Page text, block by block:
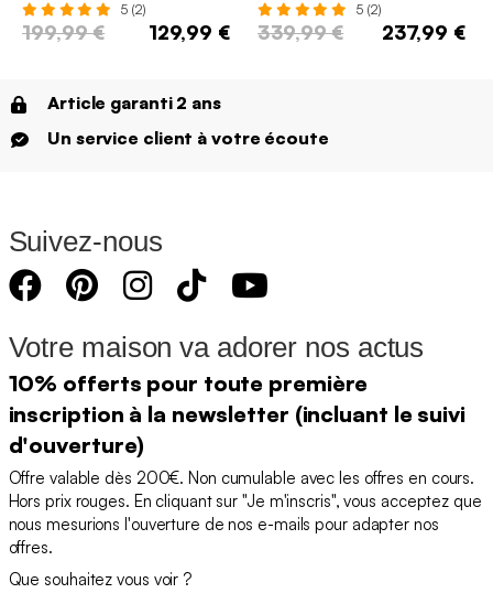
5 (2)
199,99 € 129,99 €
5 (2)
339,99 € 237,99 €
Article garanti 2 ans
Un service client à votre écoute
Suivez-nous
Votre maison va adorer nos actus
10% offerts pour toute première
inscription à la newsletter (incluant le suivi
d'ouverture)
Offre valable dès 200€. Non cumulable avec les offres en cours.
Hors prix rouges. En cliquant sur "Je m'inscris", vous acceptez que
nous mesurions l'ouverture de nos e-mails pour adapter nos
offres.
Que souhaitez vous voir ?